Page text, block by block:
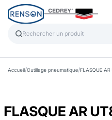
Accueil/Outillage pneumatique/FLASQUE AR
FLASQUE AR